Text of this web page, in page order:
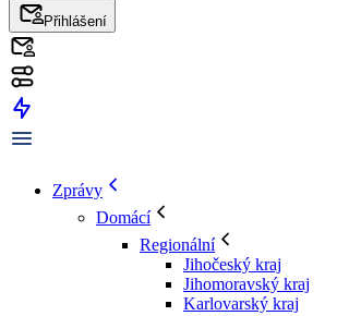
Přihlášení
Zprávy
Domácí
Regionální
Jihočeský kraj
Jihomoravský kraj
Karlovarský kraj